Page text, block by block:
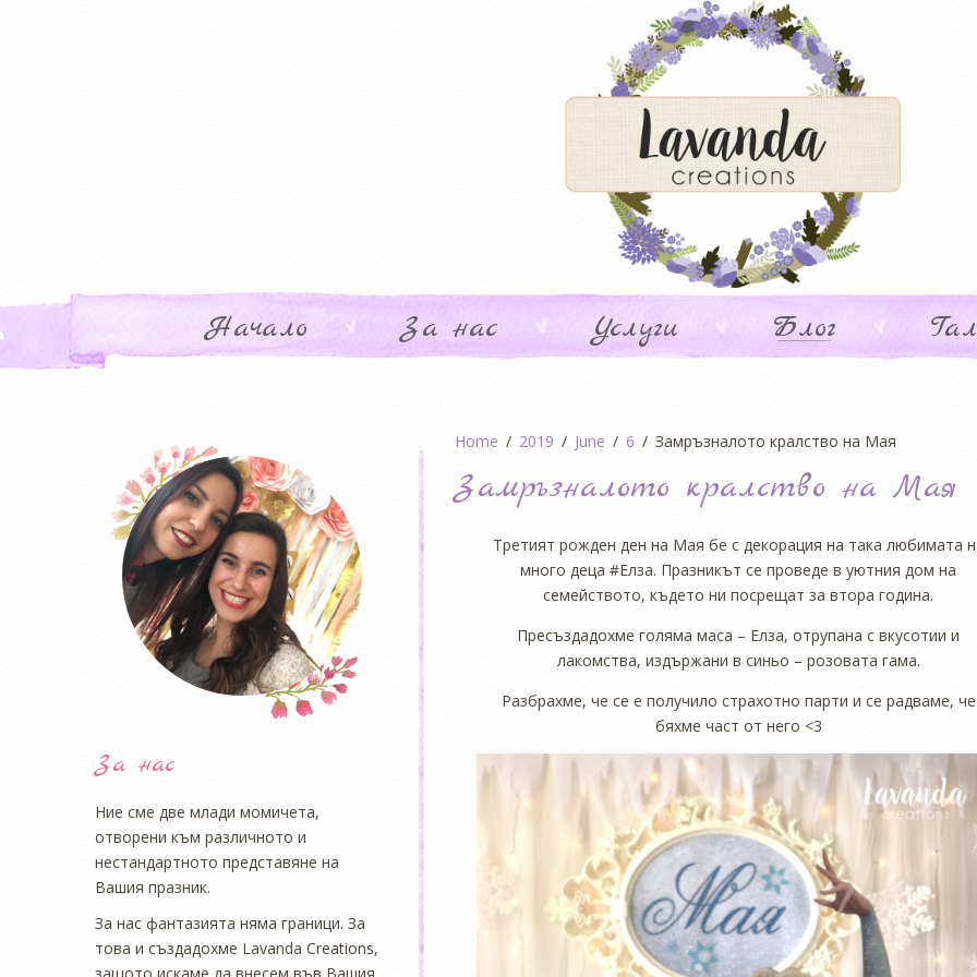
Начало За нас Услуги Блог
Home 2019 June 6 Замръзналото кралство на Мая
Замръзналото кралство на Мая
Третият рожден ден на Мая бе с декорация на така любимата
много деца #Елза. Празникът се проведе в уютния дом на
семейството, където ни посрещат за втора година.
Пресъздадохме голяма маса – Елза, отрупана с вкусотии и
лакомства, издържани в синьо – розовата гама.
Разбрахме, че се е получило страхотно парти и се радваме, че
бяхме част от него <3
За нас
Ние сме две млади момичета,
отворени към различното и
нестандартното представяне на
Вашия празник.
За нас фантазията няма граници. За
това и създадохме Lavanda Creations,
защото искаме да внесем във Вашия